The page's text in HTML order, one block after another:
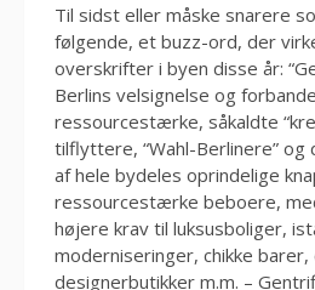
Til sidst eller måske snarere
følgende, et buzz-ord, der
overskrifter i byen disse år:
Berlins velsignelse og
ressourcestærke, såkaldte
tilflyttere, “Wahl-Berlinere” og
af hele bydeles oprindelige
ressourcestærke beboere,
højere krav til luksusboliger,
moderniseringer, chikke
designerbutikker m.m. –